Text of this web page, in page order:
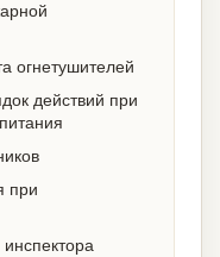
огнетушителей
действий при
при